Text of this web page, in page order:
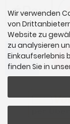
Wir verwenden
von
Website zu
zu analysieren
Einkaufserlebnis
finden Sie in